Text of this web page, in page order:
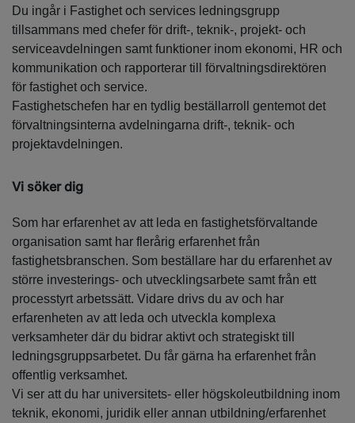
Du ingår i Fastighet och services ledningsgrupp
tillsammans med chefer för drift-, teknik-, projekt- och
serviceavdelningen samt funktioner inom ekonomi, HR och
kommunikation och rapporterar till förvaltningsdirektören
för fastighet och service.
Fastighetschefen har en tydlig beställarroll gentemot det
förvaltningsinterna avdelningarna drift-, teknik- och
projektavdelningen.
Vi söker dig
Som har erfarenhet av att leda en fastighetsförvaltande
organisation samt har flerårig erfarenhet från
fastighetsbranschen. Som beställare har du erfarenhet av
större investerings- och utvecklingsarbete samt från ett
processtyrt arbetssätt. Vidare drivs du av och har
erfarenheten av att leda och utveckla komplexa
verksamheter där du bidrar aktivt och strategiskt till
ledningsgruppsarbetet. Du får gärna ha erfarenhet från
offentlig verksamhet.
Vi ser att du har universitets- eller högskoleutbildning inom
teknik, ekonomi, juridik eller annan utbildning/erfarenhet